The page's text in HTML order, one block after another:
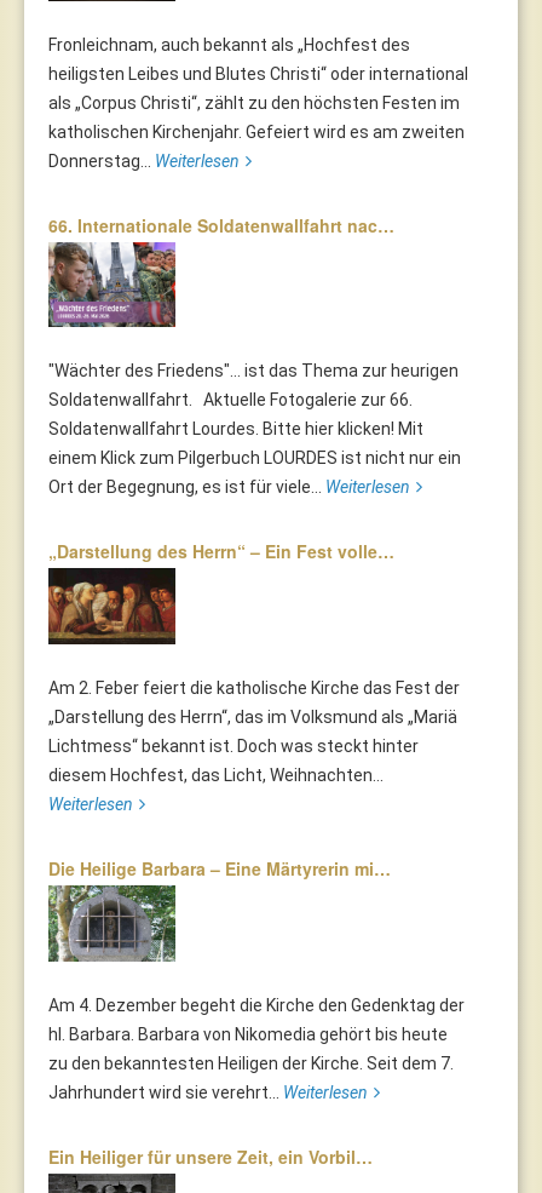
Fronleichnam, auch bekannt als „Hochfest des
heiligsten Leibes und Blutes Christi“ oder international
als „Corpus Christi“, zählt zu den höchsten Festen im
katholischen Kirchenjahr. Gefeiert wird es am zweiten
Donnerstag... Weiterlesen
66. Internationale Soldatenwallfahrt nac…
"Wächter des Friedens"... ist das Thema zur heurigen
Soldatenwallfahrt. Aktuelle Fotogalerie zur 66.
Soldatenwallfahrt Lourdes. Bitte hier klicken! Mit
einem Klick zum Pilgerbuch LOURDES ist nicht nur ein
Ort der Begegnung, es ist für viele... Weiterlesen
„Darstellung des Herrn“ – Ein Fest volle…
Am 2. Feber feiert die katholische Kirche das Fest der
„Darstellung des Herrn“, das im Volksmund als „Mariä
Lichtmess“ bekannt ist. Doch was steckt hinter
diesem Hochfest, das Licht, Weihnachten...
Weiterlesen
Die Heilige Barbara – Eine Märtyrerin mi…
Am 4. Dezember begeht die Kirche den Gedenktag der
hl. Barbara. Barbara von Nikomedia gehört bis heute
zu den bekanntesten Heiligen der Kirche. Seit dem 7.
Jahrhundert wird sie verehrt... Weiterlesen
Ein Heiliger für unsere Zeit, ein Vorbil…